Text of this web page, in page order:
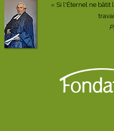
« Si l'Éternel ne bâtit